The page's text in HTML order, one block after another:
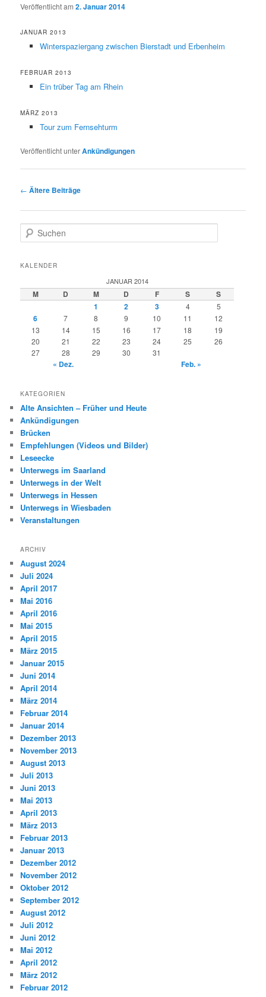
Veröffentlicht am2. Januar 2014
JANUAR 2013
Winterspaziergang zwischen Bierstadt und Erbenheim
FEBRUAR 2013
Ein trüber Tag am Rhein
MÄRZ 2013
Tour zum Fernsehturm
Veröffentlicht unterAnkündigungen
Beitragsnavigation
← Ältere Beiträge
u
h
KALENDER
JANUAR 2014
M D M D F S
S
1
2 3 4 5
6 7 8 9 10 11
12
13
14 15 16 17 18
19
20
21 22 23 24 25
26
27
28 29 30 31
« Dez. Feb. »
KATEGORIEN
Alte Ansichten – Früher und Heute
Ankündigungen
Brücken
Empfehlungen (Videos und Bilder)
Leseecke
Unterwegs im Saarland
Unterwegs in der Welt
Unterwegs in Hessen
Unterwegs in Wiesbaden
Veranstaltungen
ARCHIV
August 2024
Juli 2024
April 2017
Mai 2016
April 2016
Mai 2015
April 2015
März 2015
Januar 2015
Juni 2014
April 2014
März 2014
Februar 2014
Januar 2014
Dezember 2013
November 2013
August 2013
Juli 2013
Juni 2013
Mai 2013
April 2013
März 2013
Februar 2013
Januar 2013
Dezember 2012
November 2012
Oktober 2012
September 2012
August 2012
Juli 2012
Juni 2012
Mai 2012
April 2012
März 2012
Februar 2012